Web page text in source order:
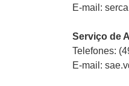
E-mail:
Serviço de
Telefones:
E-mail: